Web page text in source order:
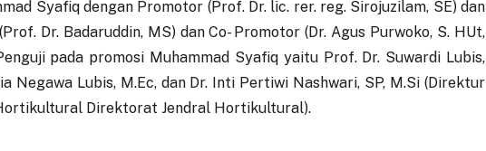
Syafiq dengan Promotor (Prof. Dr. lic. rer. reg. Sirojuzilam, SE) dan
Dr. Badaruddin, MS) dan Co- Promotor (Dr. Agus Purwoko, S. HUt,
pada promosi Muhammad Syafiq yaitu Prof. Dr. Suwardi Lubis,
Negawa Lubis, M.Ec, dan Dr. Inti Pertiwi Nashwari, SP, M.Si (Direktur
Direktorat Jendral Hortikultural).